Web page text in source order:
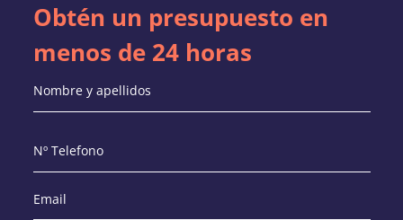
Obtén un presupuesto en
menos de 24 horas